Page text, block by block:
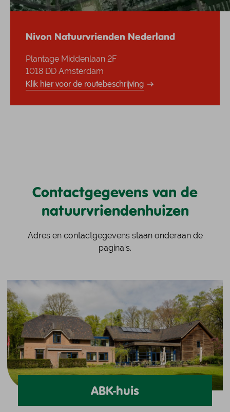
Nivon Natuurvrienden Nederland
Plantage Middenlaan 2F
1018 DD Amsterdam
Klik hier voor de routebeschrijving
Contactgegevens van de
natuurvriendenhuizen
Adres en contactgegevens staan onderaan de
pagina's.
ABK-huis